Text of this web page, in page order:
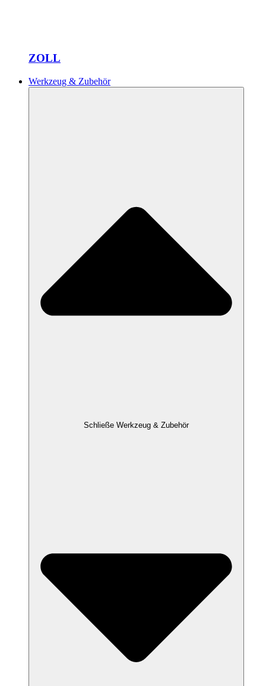
ZOLL
Werkzeug & Zubehör
Schließe Werkzeug & Zubehör